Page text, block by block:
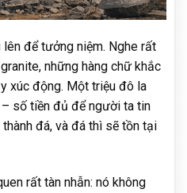
để tưởng niệm. Nghe rất
những hàng chữ khắc
xúc động. Một triệu đô la
số tiền đủ để người ta tin
đá, và đá thì sẽ tồn tại
rất tàn nhẫn: nó không